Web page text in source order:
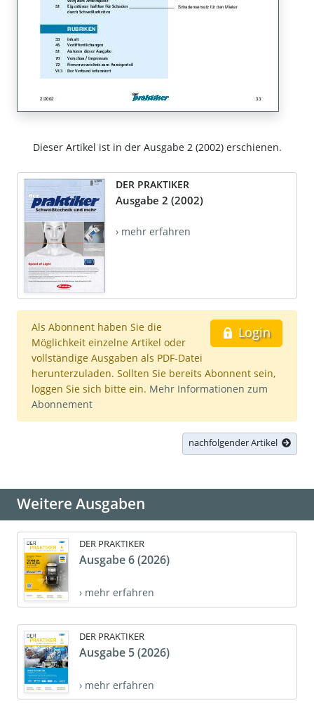
Dieser Artikel ist in der Ausgabe 2 (2002) erschienen.
DER PRAKTIKER
Ausgabe 2 (2002)
› mehr erfahren
Login
Als Abonnent haben Sie die
Möglichkeit einzelne Artikel oder
vollständige Ausgaben als PDF-Datei
herunterzuladen. Sollten Sie bereits Abonnent sein,
loggen Sie sich bitte ein. Mehr Informationen zum
Abonnement
nachfolgender Artikel
Weitere Ausgaben
DER PRAKTIKER
Ausgabe 6 (2026)
› mehr erfahren
DER PRAKTIKER
Ausgabe 5 (2026)
› mehr erfahren